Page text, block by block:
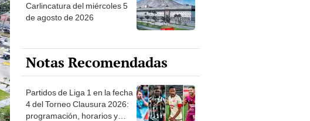
Carlincatura del miércoles 5
de agosto de 2026
Notas Recomendadas
Partidos de Liga 1 en la fecha
4 del Torneo Clausura 2026:
programación, horarios y